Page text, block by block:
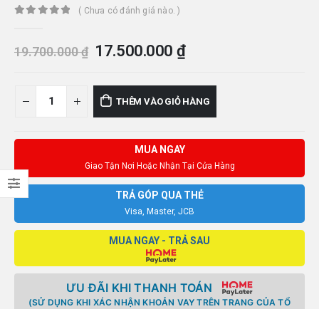
( Chưa có đánh giá nào. )
19.700.000₫ Giá
là:
19.700.000 ₫.
17.500.000₫Giá
tại
là:
THÊM VÀO GIỎ HÀNG
MUA NGAY
Giao Tận Nơi Hoặc Nhận Tại Cửa Hàng
TRẢ GÓP QUA THẺ
Visa, Master, JCB
MUA NGAY - TRẢ SAU
ƯU ĐÃI KHI THANH TOÁN
(SỬ DỤNG KHI XÁC NHẬN KHOẢN VAY TRÊN TRANG CỦA TỔ